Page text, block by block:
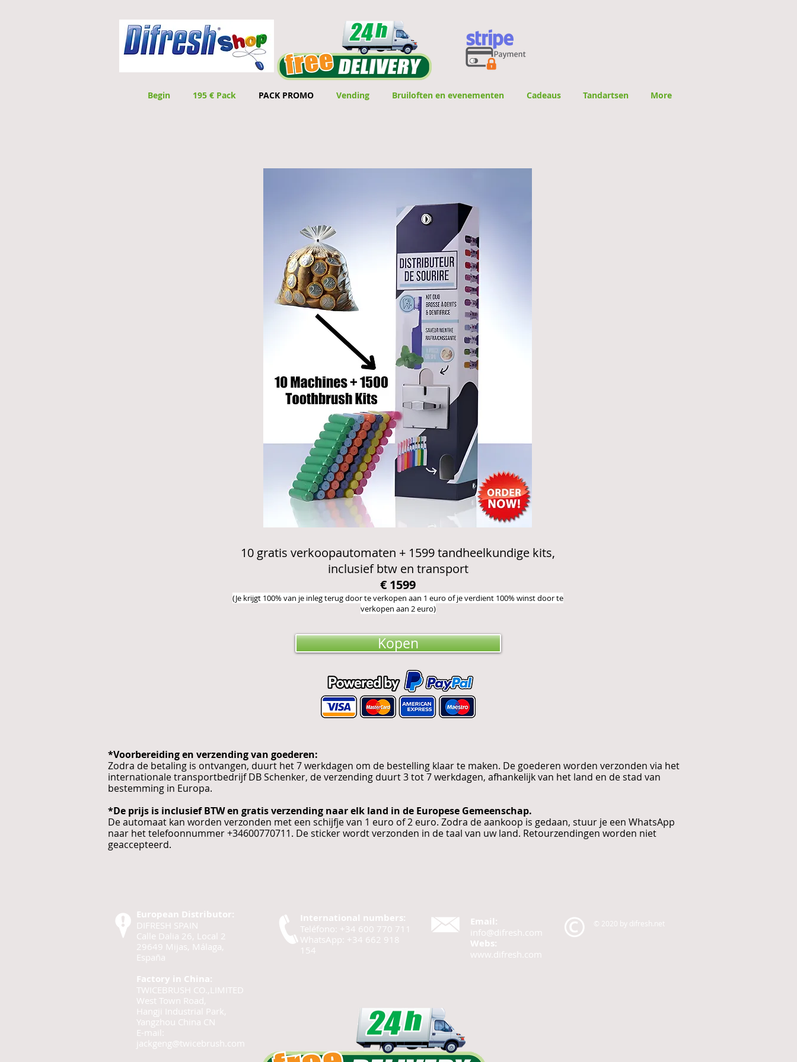
Begin 195 € Pack PACK PROMO Vending Bruiloften en evenementen Cadeaus Tandartsen More
10 gratis verkoopautomaten + 1599 tandheelkundige kits,
inclusief btw en transport
€ 1599
(Je krijgt 100% van je inleg terug door te verkopen aan 1 euro of je verdient 100% winst door te
verkopen aan 2 euro)
Kopen
*Voorbereiding en verzending van goederen:
Zodra de betaling is ontvangen, duurt het 7 werkdagen om de bestelling klaar te maken. De goederen worden verzonden via het
internationale transportbedrijf DB Schenker, de verzending duurt 3 tot 7 werkdagen, afhankelijk van het land en de stad van
bestemming in Europa.
*De prijs is inclusief BTW en gratis verzending naar elk land in de Europese Gemeenschap.
De automaat kan worden verzonden met een schijfje van 1 euro of 2 euro. Zodra de aankoop is gedaan, stuur je een WhatsApp
naar het telefoonnummer +34600770711. De sticker wordt verzonden in de taal van uw land. Retourzendingen worden niet
geaccepteerd.
European Distributor:
DIFRESH SPAIN
Calle Dalia 26, Local 2
29649 Mijas, Málaga,
España
Factory in China:
TWICEBRUSH CO.,LIMITED
West Town Road,
Hangji Industrial Park,
Yangzhou China CN
E-mail:
jackgeng@twicebrush.com
International numbers:
Teléfono: +34 600 770 711
WhatsApp: +34 662 918
154
Email:
info@difresh.com
Webs:
www.difresh.com
© 2020 by difresh.net